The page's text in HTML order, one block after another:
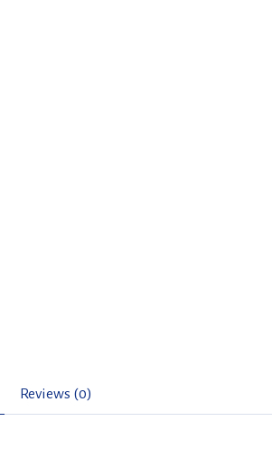
Reviews (0)